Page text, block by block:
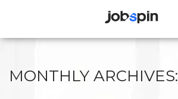
MONTHLY ARCHIVES: